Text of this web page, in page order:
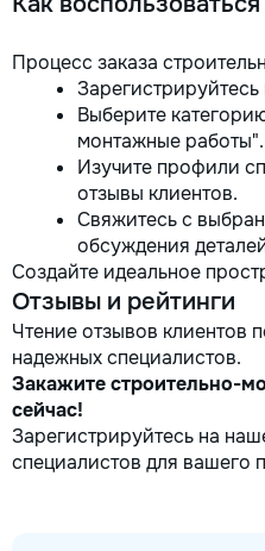
Процесс заказа
Выберите
монтажные работы".
Изучите профили
отзывы клиентов.
Свяжитесь с
обсуждения
Создайте идеальное
Отзывы и рейтинги
Чтение отзывов клиентов
надежных специалистов.
Закажите строительно-
сейчас!
Зарегистрируйтесь на
специалистов для вашего